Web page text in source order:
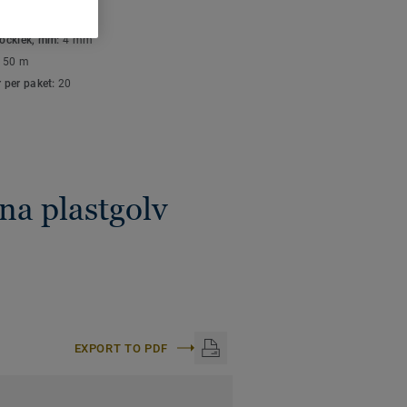
är lätta att hålla rena
golven. Våra
mm:4 mm
50 m
paket: 20
plastgolv
EXPORT TO PDF